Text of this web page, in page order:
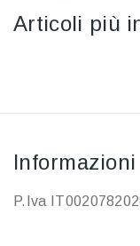
Articoli più
Informazioni
P.Iva